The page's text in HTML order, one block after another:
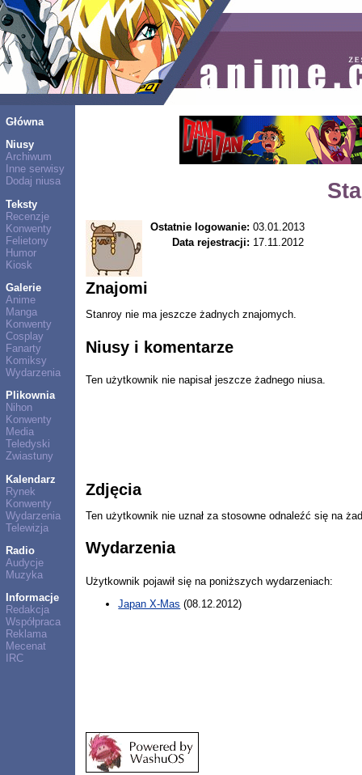
Główna
Niusy
Archiwum
Inne serwisy
Dodaj niusa
Teksty
Recenzje
Konwenty
Felietony
Humor
Kiosk
Galerie
Anime
Manga
Konwenty
Cosplay
Fanarty
Komiksy
Wydarzenia
Plikownia
Nihon
Konwenty
Media
Teledyski
Zwiastuny
Kalendarz
Rynek
Konwenty
Wydarzenia
Telewizja
Radio
Audycje
Muzyka
Informacje
Redakcja
Współpraca
Reklama
Mecenat
IRC
Ostatnie logowanie: 03.01.2013
Data rejestracji: 17.11.2012
Znajomi
Stanroy nie ma jeszcze żadnych znajomych.
Niusy i komentarze
Ten użytkownik nie napisał jeszcze żadnego niusa.
Zdjęcia
Ten użytkownik nie uznał za stosowne odnaleźć się na
Wydarzenia
Użytkownik pojawił się na poniższych wydarzeniach:
Japan X-Mas (08.12.2012)